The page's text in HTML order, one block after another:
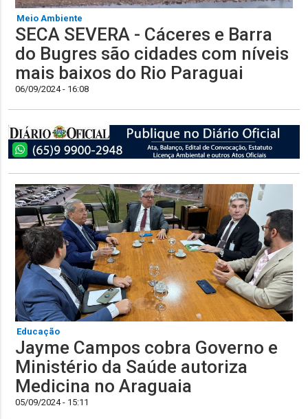
Meio Ambiente
SECA SEVERA - Cáceres e Barra
do Bugres são cidades com níveis
mais baixos do Rio Paraguai
06/09/2024 - 16:08
Educação
Jayme Campos cobra Governo e
Ministério da Saúde autoriza
Medicina no Araguaia
05/09/2024 - 15:11